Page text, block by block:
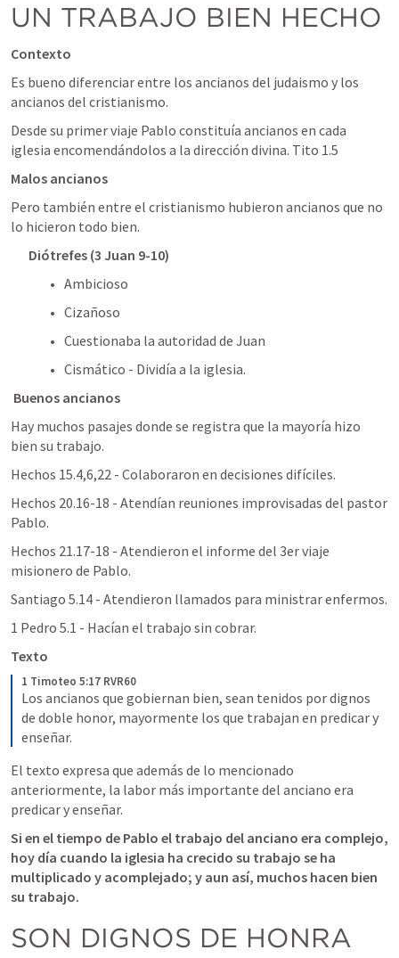
UN TRABAJO BIEN HECHO
Contexto
Es bueno diferenciar entre los ancianos del judaismo y los
ancianos del cristianismo.
Desde su primer viaje Pablo constituía ancianos en cada
iglesia encomendándolos a la dirección divina. Tito 1.5
Malos ancianos
Pero también entre el cristianismo hubieron ancianos que no
lo hicieron todo bien.
Diótrefes (3 Juan 9-10)
Ambicioso
Cizañoso
Cuestionaba la autoridad de Juan
Cismático - Dividía a la iglesia.
Buenos ancianos
Hay muchos pasajes donde se registra que la mayoría hizo
bien su trabajo.
Hechos 15.4,6,22 - Colaboraron en decisiones difíciles.
Hechos 20.16-18 - Atendían reuniones improvisadas del pastor
Pablo.
Hechos 21.17-18 - Atendieron el informe del 3er viaje
misionero de Pablo.
Santiago 5.14
1 Pedro 5.1 - Hacían el trabajo sin cobrar.
Texto
1 Timoteo 5:17 RVR60
Los ancianos que gobiernan bien, sean tenidos por dignos
de doble honor, mayormente los que trabajan en predicar y
enseñar.
El texto expresa que además de lo mencionado
anteriormente, la labor más importante del anciano era
predicar y enseñar.
Si en el tiempo de Pablo el trabajo del anciano era complejo,
hoy día cuando la iglesia ha crecido su trabajo se ha
multiplicado y acomplejado; y aun así, muchos hacen bien
su trabajo.
SON DIGNOS DE HONRA